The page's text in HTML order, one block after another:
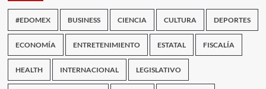
#EDOMEX BUSINESS CIENCIA CULTURA DEPORTES
ECONOMÍA ENTRETENIMIENTO ESTATAL FISCALÍA
HEALTH INTERNACIONAL LEGISLATIVO